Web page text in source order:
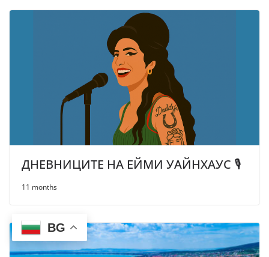
ДНЕВНИЦИТЕ НА ЕЙМИ УАЙНХАУС 🎙
11 months
BG